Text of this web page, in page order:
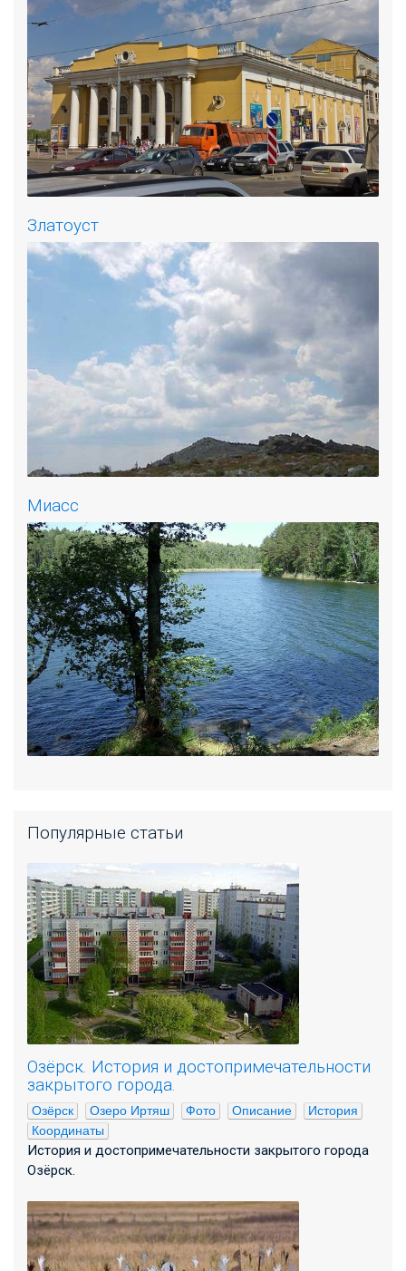
Златоуст
Миасс
Популярные статьи
Озёрск. История и достопримечательности
закрытого города.
Озёрск Озеро Иртяш Фото Описание
История
Координаты
История и достопримечательности закрытого города
Озёрск.